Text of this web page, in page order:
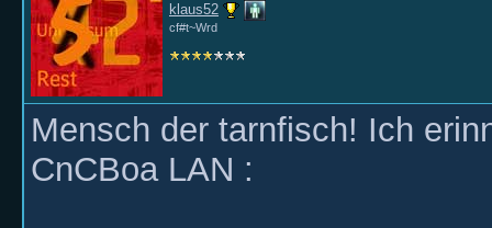
klaus52
cf#t~Wrd
Mensch der tarnfisch! Ich
CnCBoa LAN :